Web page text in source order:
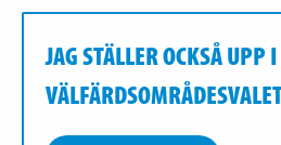
JAG STÄLLER OCKSÅ UPP I